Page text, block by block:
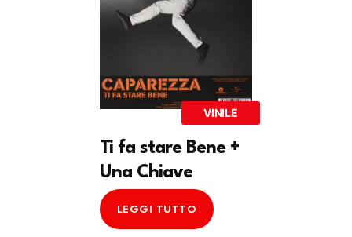
VINILE
Ti fa stare Bene +
Una Chiave
LEGGI TUTTO